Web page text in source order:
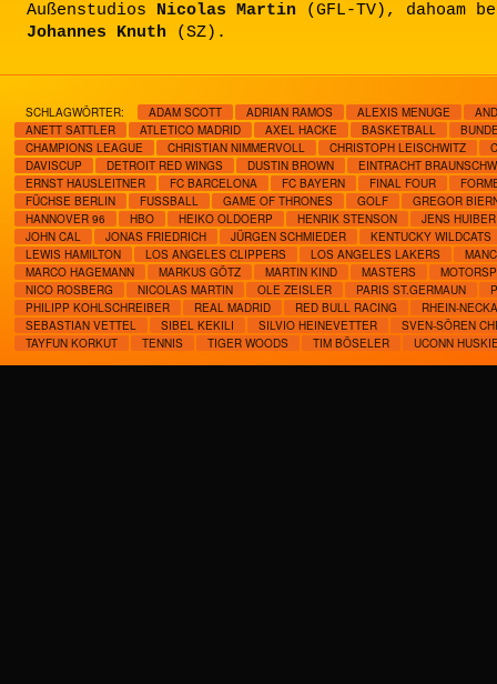
Außenstudios Nicolas Martin (GFL-TV), dahoam
Johannes Knuth (SZ).
SCHLAGWÖRTER: ADAM SCOTT ADRIAN RAMOS ALEXIS MENUGE
ANETT SATTLER
ATLETICO MADRID AXEL HACKE BASKETBALL
CHAMPIONS LEAGUE
CHRISTIAN NIMMERVOLL CHRISTOPH LEISCHWITZ
DAVISCUP
DETROIT RED WINGS DUSTIN BROWN
EINTRACHT
ERNST HAUSLEITNER
FC BARCELONA FC BAYERN FINAL FOUR
FÜCHSE BERLIN
FUSSBALL GAME OF THRONES GOLF
GREGOR
HANNOVER 96
HBO HEIKO OLDOERP HENRIK STENSON
JENS HUIBER
JOHN CAL
JONAS FRIEDRICH JÜRGEN SCHMIEDER
KENTUCKY WILDCATS
LEWIS HAMILTON
LOS ANGELES CLIPPERS LOS ANGELES LAKERS
MARCO HAGEMANN
MARKUS GÖTZ MARTIN KIND MASTERS
NICO ROSBERG
NICOLAS MARTIN OLE ZEISLER PARIS ST.GERMAUN
PHILIPP KOHLSCHREIBER
REAL MADRID RED BULL RACING
RHEIN-
SEBASTIAN VETTEL
SIBEL KEKILI SILVIO HEINEVETTER
SVEN-SÖREN
TAYFUN KORKUT
TENNIS TIGER WOODS TIM BÖSELER UCONN